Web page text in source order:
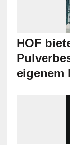
HOF
eigenem